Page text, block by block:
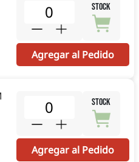
STOCK
Agregar al Pedido
STOCK
Agregar al Pedido